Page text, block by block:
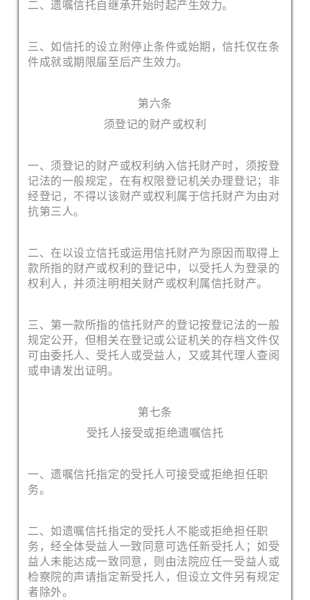
二、遗嘱信托自继承开始时起产生效力。
三、如信托的设立附停止条件或始期，信托仅在条
件成就或期限届至后产生效力。
第六条
须登记的财产或权利
一、须登记的财产或权利纳入信托财产时，须按登
记法的一般规定，在有权限登记机关办理登记；非
经登记，不得以该财产或权利属于信托财产为由对
抗第三人。
二、在以设立信托或运用信托财产为原因而取得上
款所指的财产或权利的登记中，以受托人为登录的
权利人，并须注明相关财产或权利属信托财产。
三、第一款所指的信托财产的登记按登记法的一般
规定公开，但相关在登记或公证机关的存档文件仅
可由委托人、受托人或受益人，又或其代理人查阅
或申请发出证明。
第七条
受托人接受或拒绝遗嘱信托
一、遗嘱信托指定的受托人可接受或拒绝担任职
务。
二、如遗嘱信托指定的受托人不能或拒绝担任职
务，经全体受益人一致同意可选任新受托人；如受
益人未能达成一致同意，则由法院应任一受益人或
检察院的声请指定新受托人，但设立文件另有规定
者除外。